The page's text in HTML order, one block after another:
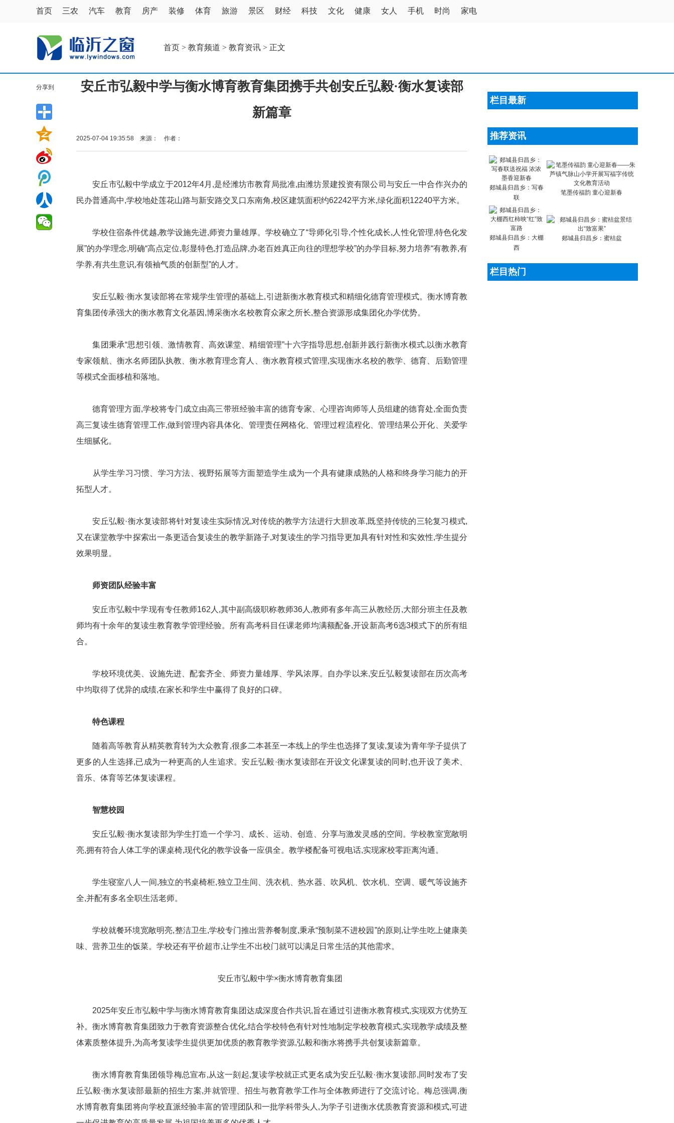
首页 三农 汽车 教育 房产 装修 体育 旅游 景区 财经 科技 文化 健康 女人 手机 时尚 家电
首页 > 教育频道 > 教育资讯 > 正文
分享到
安丘市弘毅中学与衡水博育教育集团携手共创安丘弘毅·衡水复读部
新篇章
2025-07-04 19:35:58 来源： 作者：
安丘市弘毅中学成立于2012年4月,是经潍坊市教育局批准,由潍坊景建投资有限公司与安丘一中合作兴办的
民办普通高中,学校地处莲花山路与新安路交叉口东南角,校区建筑面积约62242平方米,绿化面积12240平方米。
学校住宿条件优越,教学设施先进,师资力量雄厚。学校确立了“导师化引导,个性化成长,人性化管理,特色化发
展”的办学理念,明确“高点定位,彰显特色,打造品牌,办老百姓真正向往的理想学校”的办学目标,努力培养“有教养,有
学养,有共生意识,有领袖气质的创新型”的人才。
安丘弘毅·衡水复读部将在常规学生管理的基础上,引进新衡水教育模式和精细化德育管理模式。衡水博育教
育集团传承强大的衡水教育文化基因,博采衡水名校教育众家之所长,整合资源形成集团化办学优势。
集团秉承“思想引领、激情教育、高效课堂、精细管理”十六字指导思想,创新并践行新衡水模式,以衡水教育
专家领航、衡水名师团队执教、衡水教育理念育人、衡水教育模式管理,实现衡水名校的教学、德育、后勤管理
等模式全面移植和落地。
德育管理方面,学校将专门成立由高三带班经验丰富的德育专家、心理咨询师等人员组建的德育处,全面负责
高三复读生德育管理工作,做到管理内容具体化、管理责任网格化、管理过程流程化、管理结果公开化、关爱学
生细腻化。
从学生学习习惯、学习方法、视野拓展等方面塑造学生成为一个具有健康成熟的人格和终身学习能力的开
拓型人才。
安丘弘毅·衡水复读部将针对复读生实际情况,对传统的教学方法进行大胆改革,既坚持传统的三轮复习模式,
又在课堂教学中探索出一条更适合复读生的教学新路子,对复读生的学习指导更加具有针对性和实效性,学生提分
效果明显。
师资团队经验丰富
安丘市弘毅中学现有专任教师162人,其中副高级职称教师36人,教师有多年高三从教经历,大部分班主任及教
师均有十余年的复读生教育教学管理经验。所有高考科目任课老师均满额配备,开设新高考6选3模式下的所有组
合。
学校环境优美、设施先进、配套齐全、师资力量雄厚、学风浓厚。自办学以来,安丘弘毅复读部在历次高考
中均取得了优异的成绩,在家长和学生中赢得了良好的口碑。
特色课程
随着高等教育从精英教育转为大众教育,很多二本甚至一本线上的学生也选择了复读,复读为青年学子提供了
更多的人生选择,已成为一种更高的人生追求。安丘弘毅·衡水复读部在开设文化课复读的同时,也开设了美术、
音乐、体育等艺体复读课程。
智慧校园
安丘弘毅·衡水复读部为学生打造一个学习、成长、运动、创造、分享与激发灵感的空间。学校教室宽敞明
亮,拥有符合人体工学的课桌椅,现代化的教学设备一应俱全。教学楼配备可视电话,实现家校零距离沟通。
学生寝室八人一间,独立的书桌椅柜,独立卫生间、洗衣机、热水器、吹风机、饮水机、空调、暖气等设施齐
全,并配有多名全职生活老师。
学校就餐环境宽敞明亮,整洁卫生,学校专门推出营养餐制度,秉承“预制菜不进校园”的原则,让学生吃上健康美
味、营养卫生的饭菜。学校还有平价超市,让学生不出校门就可以满足日常生活的其他需求。
安丘市弘毅中学×衡水博育教育集团
2025年安丘市弘毅中学与衡水博育教育集团达成深度合作共识,旨在通过引进衡水教育模式,实现双方优势互
补。衡水博育教育集团致力于教育资源整合优化,结合学校特色有针对性地制定学校教育模式,实现教学成绩及整
体素质整体提升,为高考复读学生提供更加优质的教育教学资源,弘毅和衡水将携手共创复读新篇章。
衡水博育教育集团领导梅总宣布,从这一刻起,复读学校就正式更名成为安丘弘毅·衡水复读部,同时发布了安
丘弘毅·衡水复读部最新的招生方案,并就管理、招生与教育教学工作与全体教师进行了交流讨论。梅总强调,衡
水博育教育集团将向学校直派经验丰富的管理团队和一批学科带头人,为学子引进衡水优质教育资源和模式,可进
栏目最新
推荐资讯
郯城县归昌乡：写春
联
笔墨传福韵 童心迎新春
郯城县归昌乡：大棚
西
郯城县归昌乡：蜜桔盆
栏目热门